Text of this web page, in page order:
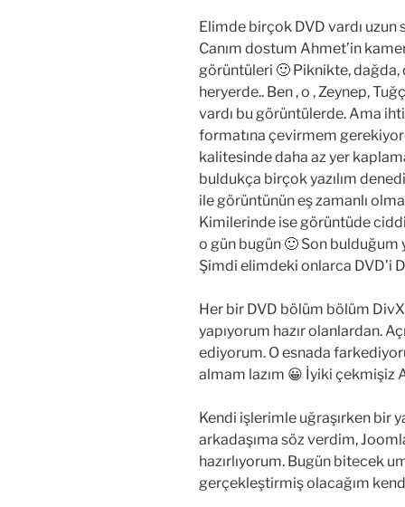
Elimde birçok DVD vardı
Canım dostum Ahmet’in
görüntüleri 🙂 Piknikte, dağda,
heryerde.. Ben , o , Zeynep,
vardı bu görüntülerde. Ama
formatına çevirmem
kalitesinde daha az yer
buldukça birçok yazılım
ile görüntünün eş zamanlı
Kimilerinde ise görüntüde
o gün bugün 🙂 Son bulduğum
Şimdi elimdeki onlarca DVD’i
Her bir DVD bölüm bölüm
yapıyorum hazır olanlardan.
ediyorum. O esnada
almam lazım 😀 İyiki çekmişiz
Kendi işlerimle uğraşırken bir
arkadaşıma söz verdim,
hazırlıyorum. Bugün bitecek
gerçekleştirmiş olacağım